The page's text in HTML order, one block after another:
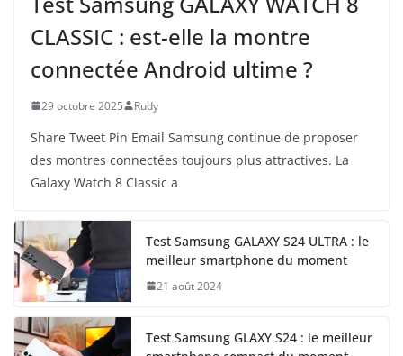
CLASSIC : est-elle la montre
connectée Android ultime ?
29 octobre 2025 Rudy
Share Tweet Pin Email Samsung continue de proposer
des montres connectées toujours plus attractives. La
Galaxy Watch 8 Classic a
Test Samsung GALAXY S24 ULTRA : le
meilleur smartphone du moment
21 août 2024
Test Samsung GLAXY S24 : le meilleur